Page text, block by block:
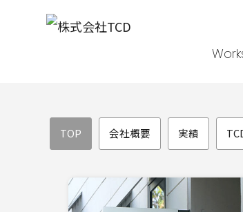
TOP 会社概要 実績